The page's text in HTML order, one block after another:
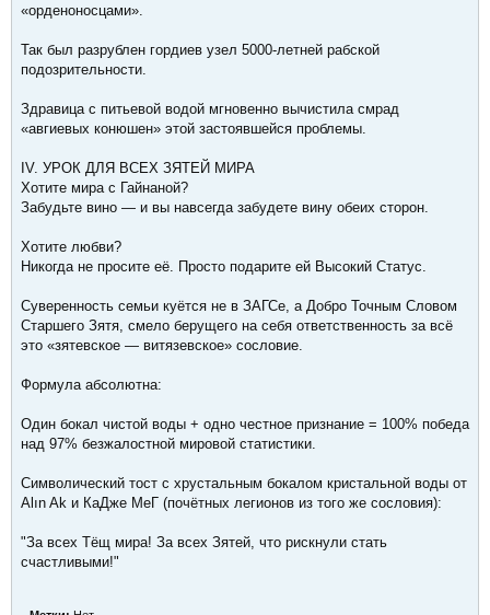
«орденоносцами».
Так был разрублен гордиев узел 5000-летней рабской
подозрительности.
Здравица с питьевой водой мгновенно вычистила смрад
«авгиевых конюшен» этой застоявшейся проблемы.
IV. УРОК ДЛЯ ВСЕХ ЗЯТЕЙ МИРА
Хотите мира с Гайнаной?
Забудьте вино — и вы навсегда забудете вину обеих сторон.
Хотите любви?
Никогда не просите её. Просто подарите ей Высокий Статус.
Суверенность семьи куётся не в ЗАГСе, а Добро Точным Словом
Старшего Зятя, смело берущего на себя ответственность за всё
это «зятевское — витязевское» сословие.
Формула абсолютна:
Один бокал чистой воды + одно честное признание = 100% победа
над 97% безжалостной мировой статистики.
Символический тост с хрустальным бокалом кристальной воды от
Alın Ak и КаДже МеГ (почётных легионов из того же сословия):
"За всех Тёщ мира! За всех Зятей, что рискнули стать
счастливыми!"